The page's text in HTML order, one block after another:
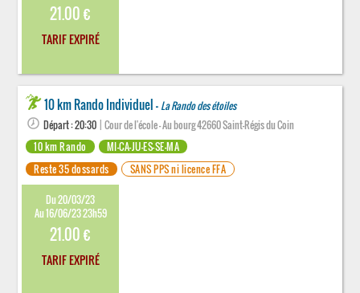
21.00 €
TARIF EXPIRÉ
10 km Rando Individuel - La Rando des étoiles
Départ : 20:30 | Cour de l'école - Au bourg 42660 Saint-Régis du Coin
10 km Rando
MI-CA-JU-ES-SE-MA
Reste 35 dossards
SANS PPS ni licence FFA
Du 20/03/23
Au 16/06/23 23h59
21.00 €
TARIF EXPIRÉ